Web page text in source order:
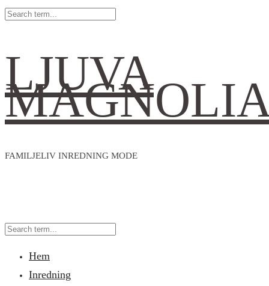
LJUVA
FAMILJELIV INREDNING MODE
Hem
Inredning